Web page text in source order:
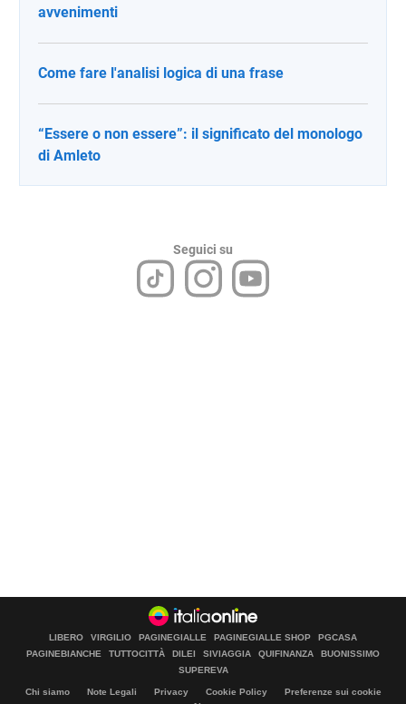
avvenimenti
Come fare l'analisi logica di una frase
“Essere o non essere”: il significato del monologo
di Amleto
Seguici su
LIBERO VIRGILIO PAGINEGIALLE PAGINEGIALLE SHOP
PGCASA
PAGINEBIANCHE
TUTTOCITTÀ DILEI SIVIAGGIA QUIFINANZA
BUONISSIMO
SUPEREVA
Chi siamo Note Legali Privacy Cookie Policy
Preferenze sui cookie